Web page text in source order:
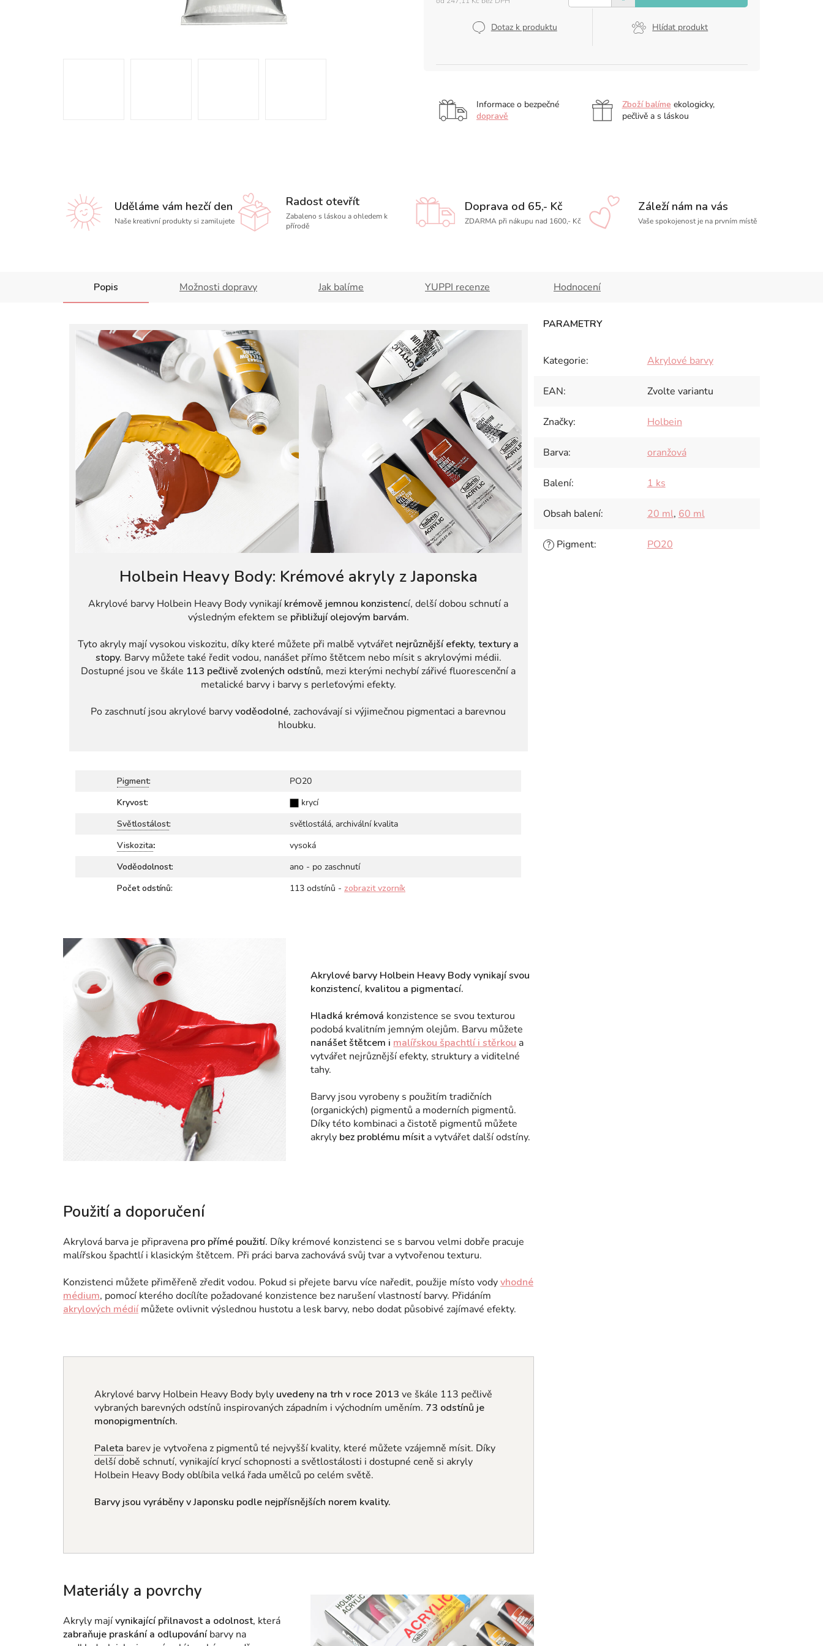
Dotaz k produktu Hlídat produkt
Informace o bezpečné
dopravě
Zboží balíme ekologicky,
pečlivě a s láskou
Uděláme vám hezčí den
Naše kreativní produkty si zamilujete
Radost otevřít
Zabaleno s láskou a ohledem k
přírodě
Doprava od 65,- Kč
ZDARMA při nákupu nad 1600,- Kč
Záleží nám na vás
Vaše spokojenost je na prvním místě
Popis Možnosti dopravy Jak balíme YUPPI recenze Hodnocení
Holbein Heavy Body: Krémové akryly z Japonska
Akrylové barvy Holbein Heavy Body vynikají krémově jemnou konzistencí, delší dobou schnutí a
výsledným efektem se přibližují olejovým barvám.
Tyto akryly mají vysokou viskozitu, díky které můžete při malbě vytvářet nejrůznější efekty, textury a
stopy. Barvy můžete také ředit vodou, nanášet přímo štětcem nebo mísit s akrylovými médii.
Dostupné jsou ve škále 113 pečlivě zvolených odstínů, mezi kterými nechybí zářivé fluorescenční a
metalické barvy i barvy s perleťovými efekty.
Po zaschnutí jsou akrylové barvyvoděodolné, zachovávají si výjimečnou pigmentaci a barevnou
hloubku.
Pigment:
PO20
Kryvost:
krycí
Světlostálost:
světlostálá, archivální kvalita
Viskozita:
vysoká
Voděodolnost:
ano - po zaschnutí
Počet odstínů:
113 odstínů - zobrazit vzorník
Akrylové barvy Holbein Heavy Body vynikají svou
konzistencí, kvalitou a pigmentací.
Hladká krémová konzistence se svou texturou
podobá kvalitním jemným olejům. Barvu můžete
nanášet štětcem i malířskou špachtlí i stěrkou a
vytvářet nejrůznější efekty, struktury a viditelné
tahy.
Barvy jsou vyrobeny s použitím tradičních
(organických) pigmentů a moderních pigmentů.
Díky této kombinaci a čistotě pigmentů můžete
akryly bez problému mísita vytvářet další odstíny.
Použití a doporučení
Akrylová barva je připravena pro přímé použití. Díky krémové konzistenci se s barvou velmi dobře pracuje
malířskou špachtlí i klasickým štětcem. Při práci barva zachovává svůj tvar a vytvořenou texturu.
Konzistenci můžete přiměřeně zředit vodou. Pokud si přejete barvu více naředit, použije místo vodyvhodné
médium, pomocí kterého docílíte požadované konzistence bez narušení vlastností barvy. Přidáním
akrylových médií můžete ovlivnit výslednou hustotu a lesk barvy, nebo dodat působivé zajímavé efekty.
Akrylové barvy Holbein Heavy Body byly uvedeny na trh v roce 2013 ve škále 113 pečlivě
vybraných barevných odstínů inspirovaných západním i východním uměním. 73 odstínů je
monopigmentních.
Paleta barev je vytvořena z pigmentů té nejvyšší kvality, které můžete vzájemně mísit. Díky
delší době schnutí, vynikající krycí schopnosti a světlostálosti i dostupné ceně si akryly
Holbein Heavy Body oblíbila velká řada umělců po celém světě.
Barvy jsou vyráběny v Japonsku podle nejpřísnějších norem kvality.
Materiály a povrchy
Akryly majívynikající přilnavost a odolnost, která
zabraňuje praskání a odlupováníbarvy na
Kategorie: Akrylové barvy
EAN: Zvolte variantu
Značky: Holbein
Barva: oranžová
Balení: 1 ks
Obsah balení: 20 ml, 60 ml
? Pigment: PO20